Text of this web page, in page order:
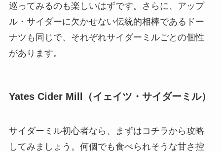
巡ってみるのも楽しいはずです。さらに、アップ
ル・サイダーに欠かせない伝統的相棒であるドー
ナツも同じで、それぞれサイダーミルごとの個性
があります。
Yates Cider Mill（イェイツ・サイダーミル）
サイダーミル初心者なら、まずはコチラから攻略
してみましょう。何個でも食べられそうな甘さ控